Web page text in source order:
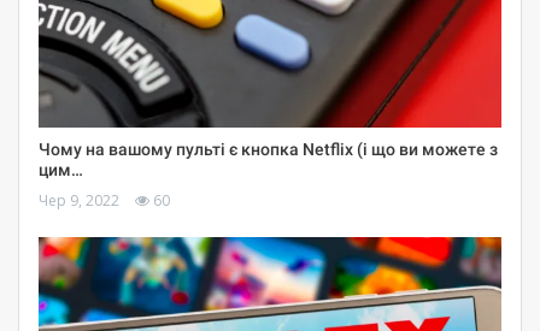
Чому на вашому пульті є кнопка Netflix (і що ви можете з
цим…
Чер 9, 2022 60